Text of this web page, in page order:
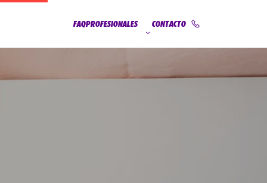
FAQPROFESIONALES CONTACTO